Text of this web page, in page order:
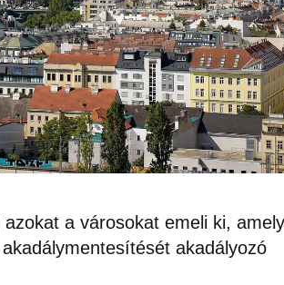
a városokat emeli ki,
akadályozó